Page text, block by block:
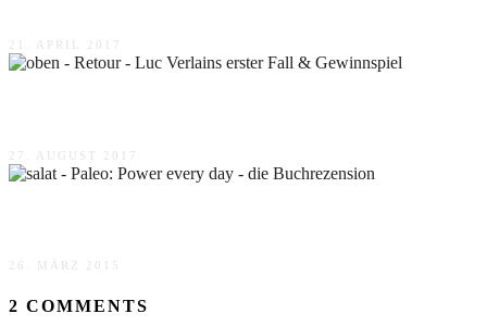
21. APRIL 2017
27. AUGUST 2017
26. MÄRZ 2015
2 COMMENTS